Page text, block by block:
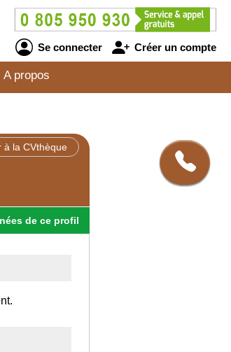
Se connecter Créer un compte
A propos
à la CVthèque
de ce profil